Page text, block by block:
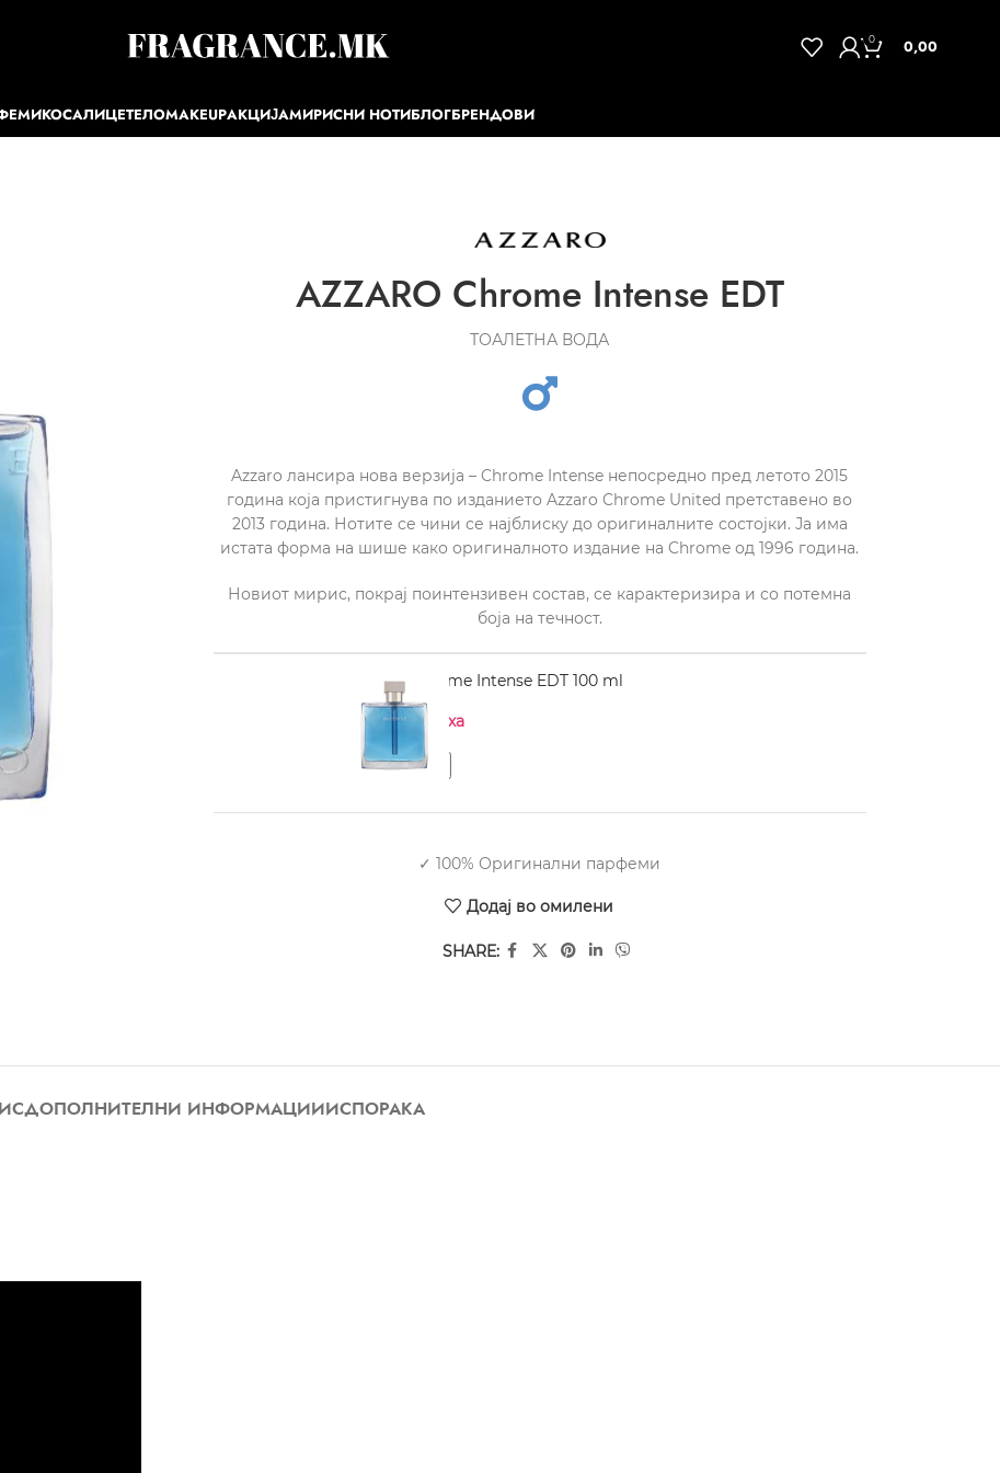
0 0,00
КОСАЛИЦЕТЕЛОMAKEUPАКЦИЈАМИРИСНИ НОТИБЛОГБРЕНДОВИ
AZZARO Chrome Intense EDT
ТОАЛЕТНА ВОДА
Azzaro лансира нова верзија – Chrome Intense непосредно пред летото 2015
година која пристигнува по изданието Azzaro Chrome United претставено во
2013 година. Нотите се чини се најблиску до оригиналните состојки. Ја има
истата форма на шише како оригиналното издание на Chrome од 1996 година.
Новиот мирис, покрај поинтензивен состав, се карактеризира и со потемна
боја на течност.
AZZARO Chrome Intense EDT 100 ml
Нема на залиха
✓ 100% Оригинални парфеми
Додај во омилени
SHARE:
ДОПОЛНИТЕЛНИ ИНФОРМАЦИИИСПОРАКА